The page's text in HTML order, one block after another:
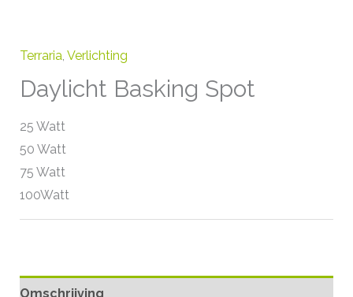
Terraria Verlichting
Daylicht Basking Spot
25 Watt
50 Watt
75 Watt
100Watt
Omschrijving